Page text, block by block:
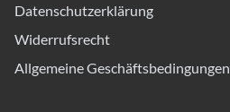
Datenschutzerklärung
Widerrufsrecht
Allgemeine Geschäftsbedingungen